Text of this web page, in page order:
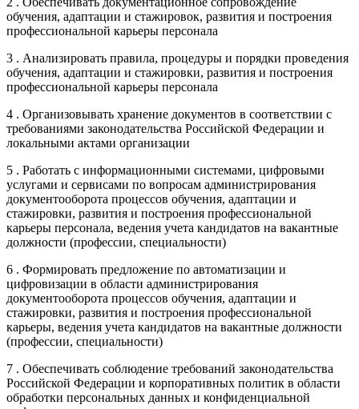
обучения, адаптации и стажировок, развития и построения
профессиональной карьеры персонала
3 . Анализировать правила, процедуры и порядки проведения
обучения, адаптации и стажировки, развития и построения
профессиональной карьеры персонала
4 . Организовывать хранение документов в соответствии с
требованиями законодательства Российской Федерации и
локальными актами организации
5 . Работать с информационными системами, цифровыми
услугами и сервисами по вопросам администрирования
документооборота процессов обучения, адаптации и
стажировки, развития и построения профессиональной
карьеры персонала, ведения учета кандидатов на вакантные
должности (профессии, специальности)
6 . Формировать предложение по автоматизации и
цифровизации в области администрирования
документооборота процессов обучения, адаптации и
стажировки, развития и построения профессиональной
карьеры, ведения учета кандидатов на вакантные должности
(профессии, специальности)
7 . Обеспечивать соблюдение требований законодательства
Российской Федерации и корпоративных политик в области
обработки персональных данных и конфиденциальной